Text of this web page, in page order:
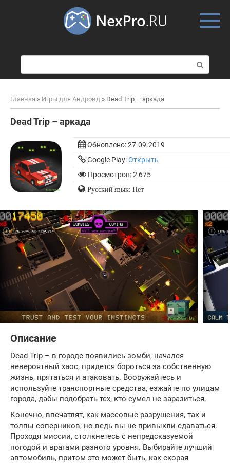
о
и
к
Главная » Игры для Андроид » Dead Trip – аркада
Dead Trip – аркада
Обновлено:27.09.2019
Google Play:Открыть
Просмотров: 2 675
Русский язык: Нет
Описание
Dead Trip – в городе появились зомби, начался
невероятный хаос, придется бороться за собственную
жизнь, прятаться и атаковать. Вооружайтесь и
используйте транспортные средства, езжайте по улицам
города, дабы подобрать тех, кто сумел не заразиться.
Конечно, впечатлят, как массовые разрушения, так и
толпы соперников, но ведь вы не привыкли сдаваться.
Проходя миссии, столкнетесь с непредсказуемой
погодой и врагами разного уровня. Выбирайте лучший
автомобиль, притом это может быть, как скорая